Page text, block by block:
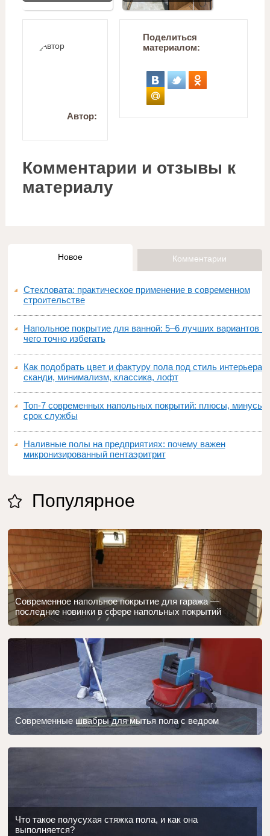
Автор:
Поделиться
материалом:
Комментарии и отзывы к
материалу
Новое Комментарии
Стекловата: практическое применение в современном
строительстве
Напольное покрытие для ванной: 5–6 лучших вариантов и
чего точно избегать
Как подобрать цвет и фактуру пола под стиль интерьера:
сканди, минимализм, классика, лофт
Топ‑7 современных напольных покрытий: плюсы, минусы,
срок службы
Наливные полы на предприятиях: почему важен
микронизированный пентаэритрит
Популярное
Современное напольное покрытие для гаража —
последние новинки в сфере напольных покрытий
Современные швабры для мытья пола с ведром
Что такое полусухая стяжка пола, и как она
выполняется?